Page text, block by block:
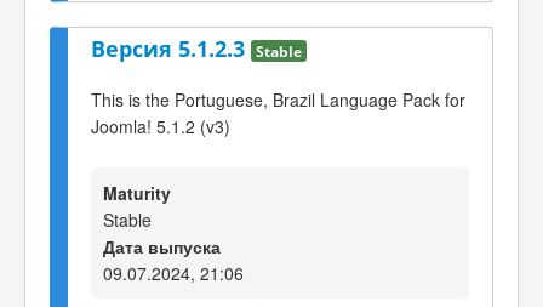
Версия 5.1.2.3 Stable
This is the Portuguese, Brazil Language Pack for
Joomla! 5.1.2 (v3)
Maturity
Stable
Дата выпуска
09.07.2024, 21:06